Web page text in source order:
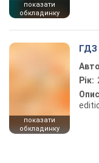
показати
обкладинку
показати
обкладинку
ГДЗ
Рік: